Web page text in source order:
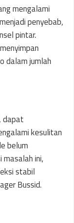
mengalami
penyebab,
pintar.
dalam jumlah
dapat
kesulitan
belum
ini,
stabil
Bussid.